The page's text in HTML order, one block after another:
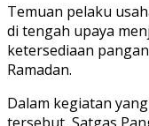
Temuan pelaku
di tengah upaya
ketersediaan
Ramadan.
Dalam kegiatan